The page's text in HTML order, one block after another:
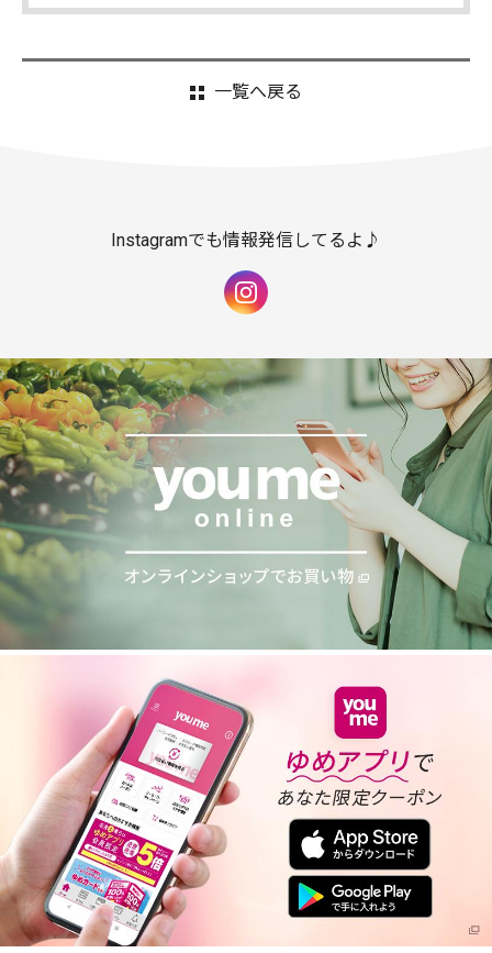
一覧へ戻る
Instagramでも情報発信してるよ♪